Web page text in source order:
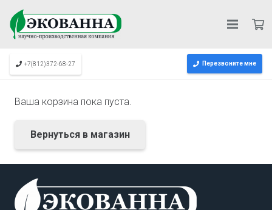
+7(812)372-68-27 Перезвоните мне
Ваша корзина пока пуста.
Вернуться в магазин